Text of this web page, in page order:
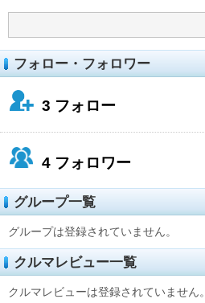
フォロー・フォロワー
3 フォロー
4 フォロワー
グループ一覧
グループは登録されていません。
クルマレビュー一覧
クルマレビューは登録されていません。